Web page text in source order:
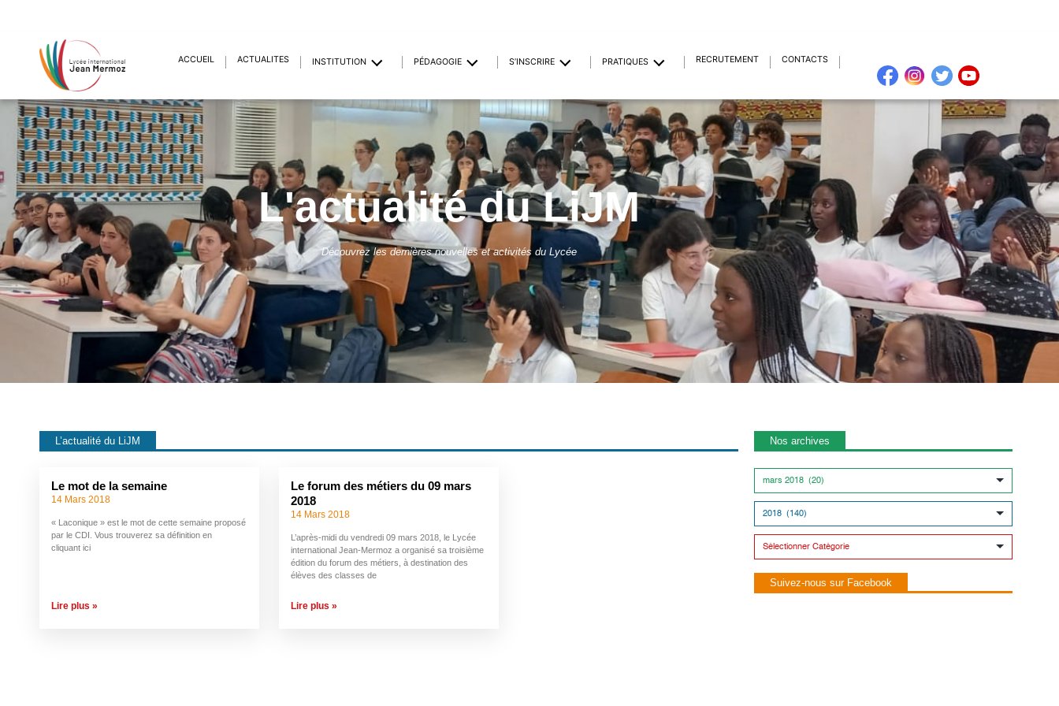
ACCUEIL ACTUALITÉS INSTITUTION PÉDAGOGIE S’INSCRIRE PRATIQUES RECRUTEMENT CONTACTS
L'actualité du LiJM
Découvrez les dernières nouvelles et activités du Lycée
L’actualité du LiJM
Le mot de la semaine
14 Mars 2018
« Laconique » est le mot de cette semaine proposé
par le CDI. Vous trouverez sa définition en
cliquant ici
Lire plus »
Le forum des métiers du 09 mars
2018
14 Mars 2018
L’après-midi du vendredi 09 mars 2018, le Lycée
international Jean-Mermoz a organisé sa troisième
édition du forum des métiers, à destination des
élèves des classes de
Lire plus »
Nos archives
Suivez-nous sur Facebook